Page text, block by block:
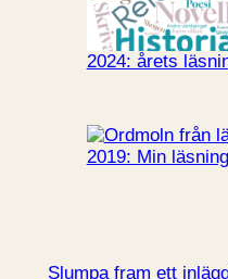
2024: årets
2019: Min
Slumpa fram ett